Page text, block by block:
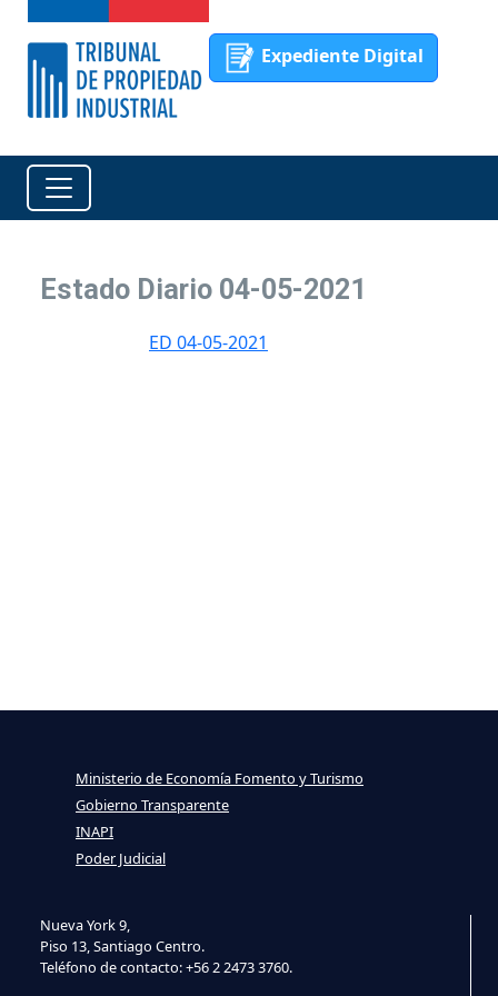
Expediente Digital
Estado Diario 04-05-2021
ED 04-05-2021
Nueva York 9,
Piso 13, Santiago Centro.
Teléfono de contacto: +56 2 2473 3760.
Ministerio de Economía Fomento y Turismo
Gobierno Transparente
INAPI
Poder Judicial